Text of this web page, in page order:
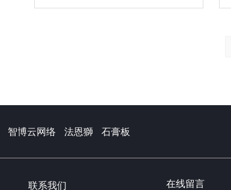
智博云网络 法恩獅 石膏板
联系我们 在线留言